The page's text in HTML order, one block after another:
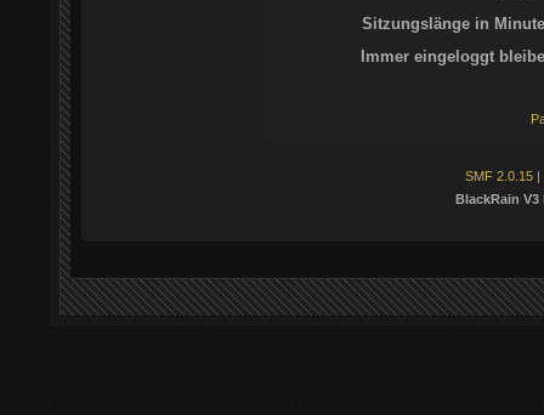
Sitzungslänge in
Immer eingeloggt
SMF 2.0.15 |
BlackRain V3